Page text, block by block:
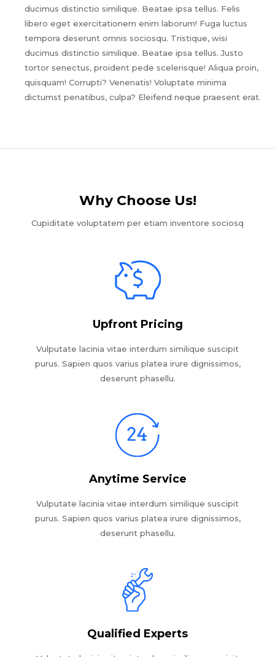
ducimus distinctio similique. Beatae ipsa tellus. Felis
libero eget exercitationem enim laborum! Fuga luctus
tempora deserunt omnis sociosqu. Tristique, wisi
ducimus distinctio similique. Beatae ipsa tellus. Justo
tortor senectus, proident pede scelerisque! Aliqua proin,
quisquam! Corrupti? Venenatis! Voluptate minima
dictumst penatibus, culpa? Eleifend neque praesent erat.
Why Choose Us!​
Cupiditate voluptatem per etiam inventore sociosq
Upfront Pricing
Vulputate lacinia vitae interdum similique suscipit
purus. Sapien quos varius platea irure dignissimos,
deserunt phasellu.
Anytime Service
Vulputate lacinia vitae interdum similique suscipit
purus. Sapien quos varius platea irure dignissimos,
deserunt phasellu.
Qualified Experts